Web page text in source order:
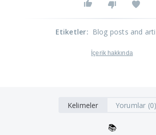
Etiketler: Blog posts and
İçerik hakkında
Kelimeler Yorumlar (0)
📚